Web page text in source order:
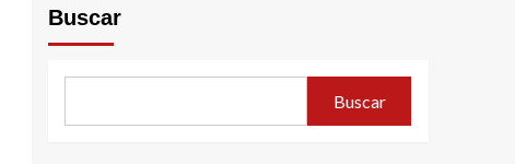
Buscar
Buscar